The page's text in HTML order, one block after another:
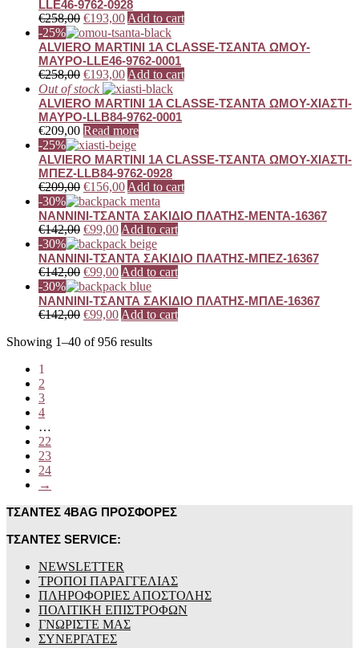
LLE46-9762-0928
€258,00 €193,00 Add to cart
-25%
ALVIERO MARTINI 1A CLASSE-ΤΣΑΝΤΑ ΩΜΟΥ-
ΜΑΥΡΟ-LLE46-9762-0001
€258,00 €193,00 Add to cart
Out of stock
ALVIERO MARTINI 1A CLASSE-ΤΣΑΝΤΑ ΩΜΟΥ-ΧΙΑΣΤΙ-
ΜΑΥΡΟ-LLB84-9762-0001
€209,00 Read more
-25%
ALVIERO MARTINI 1A CLASSE-ΤΣΑΝΤΑ ΩΜΟΥ-ΧΙΑΣΤΙ-
ΜΠΕΖ-LLB84-9762-0928
€209,00 €156,00 Add to cart
-30%
NANNINI-ΤΣΑΝΤΑ ΣΑΚΙΔΙΟ ΠΛΑΤΗΣ-ΜΕΝΤΑ-16367
€142,00 €99,00 Add to cart
-30%
NANNINI-ΤΣΑΝΤΑ ΣΑΚΙΔΙΟ ΠΛΑΤΗΣ-ΜΠΕΖ-16367
€142,00 €99,00 Add to cart
-30%
NANNINI-ΤΣΑΝΤΑ ΣΑΚΙΔΙΟ ΠΛΑΤΗΣ-ΜΠΛΕ-16367
€142,00 €99,00 Add to cart
Showing 1–40 of 956 results
1
2
3
4
…
22
23
24
→
ΤΣΑΝΤΕΣ 4BAG ΠΡΟΣΦΟΡΕΣ
ΤΣΑΝΤΕΣ SERVICE:
NEWSLETTER
ΤΡΟΠΟΙ ΠΑΡΑΓΓΕΛΙΑΣ
ΠΛΗΡΟΦΟΡΙΕΣ ΑΠΟΣΤΟΛΗΣ
ΠΟΛΙΤΙΚΗ ΕΠΙΣΤΡΟΦΩΝ
ΓΝΩΡΙΣΤΕ ΜΑΣ
ΣΥΝΕΡΓΑΤΕΣ